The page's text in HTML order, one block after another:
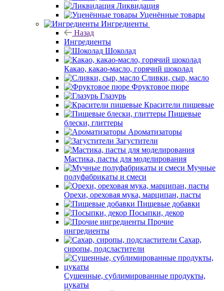
Ликвидация
Уценённые товары
Ингредиенты
Назад
Ингредиенты
Шоколад
Какао, какао-масло, горячий шоколад
Сливки, сыр, масло
Фруктовое пюре
Глазурь
Красители пищевые
Пищевые
блески, глиттеры
Ароматизаторы
Загустители
Мастика, пасты для моделирования
Мучные
полуфабрикаты и смеси
Орехи, ореховая мука, марципан, пасты
Пищевые добавки
Посыпки, декор
Прочие
ингредиенты
Сахар,
сиропы, подсластители
Сушенные, сублимированные продукты,
цукаты